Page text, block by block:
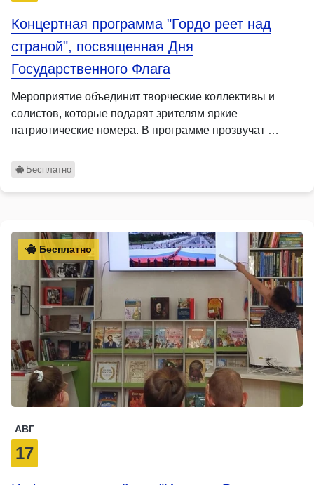
Концертная программа "Гордо реет над
страной", посвященная Дня
Государственного Флага
Мероприятие объединит творческие коллективы и
солистов, которые подарят зрителям яркие
патриотические номера. В программе прозвучат …
Бесплатно
Бесплатно
АВГ
17